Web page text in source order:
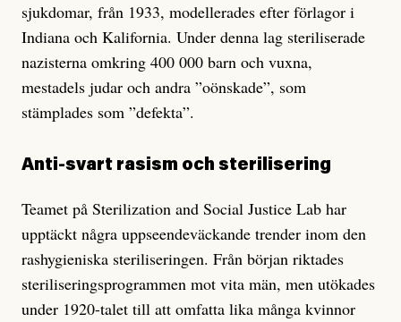
sjukdomar, från 1933, modellerades efter förlagor i
Indiana och Kalifornia. Under denna lag steriliserade
nazisterna omkring 400 000 barn och vuxna,
mestadels judar och andra ”oönskade”, som
stämplades som ”defekta”.
Anti-svart rasism och sterilisering
Teamet på Sterilization and Social Justice Lab har
upptäckt några uppseendeväckande trender inom den
rashygieniska steriliseringen. Från början riktades
steriliseringsprogrammen mot vita män, men utökades
under 1920-talet till att omfatta lika många kvinnor